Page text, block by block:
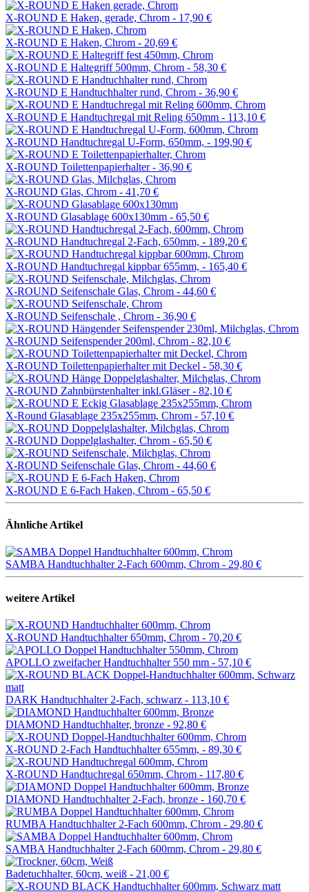
X-ROUND E Haken, gerade, Chrom - 17,90 €
X-ROUND E Haken, Chrom - 20,69 €
X-ROUND E Haltegriff 500mm, Chrom - 58,30 €
X-ROUND E Handtuchhalter rund, Chrom - 36,90 €
X-ROUND E Handtuchregal mit Reling 650mm - 113,10 €
X-ROUND Handtuchregal U-Form, 650mm, - 199,90 €
X-ROUND Toilettenpapierhalter - 36,90 €
X-ROUND Glas, Chrom - 41,70 €
X-ROUND Glasablage 600x130mm - 65,50 €
X-ROUND Handtuchregal 2-Fach, 650mm, - 189,20 €
X-ROUND Handtuchregal kippbar 655mm, - 165,40 €
X-ROUND Seifenschale Glas, Chrom - 44,60 €
X-ROUND Seifenschale , Chrom - 36,90 €
X-ROUND Seifenspender 200ml, Chrom - 82,10 €
X-ROUND Toilettenpapierhalter mit Deckel - 58,30 €
X-ROUND Zahnbürstenhalter inkl.Gläser - 82,10 €
X-Round Glasablage 235x255mm, Chrom - 57,10 €
X-ROUND Doppelglashalter, Chrom - 65,50 €
X-ROUND Seifenschale Glas, Chrom - 44,60 €
X-ROUND E 6-Fach Haken, Chrom - 65,50 €
Ähnliche Artikel
SAMBA Handtuchhalter 2-Fach 600mm, Chrom - 29,80 €
weitere Artikel
X-ROUND Handtuchhalter 650mm, Chrom - 70,20 €
APOLLO zweifacher Handtuchhalter 550 mm - 57,10 €
DARK Handtuchhalter 2-Fach, schwarz - 113,10 €
DIAMOND Handtuchhalter, bronze - 92,80 €
X-ROUND 2-Fach Handtuchhalter 655mm, - 89,30 €
X-ROUND Handtuchregal 650mm, Chrom - 117,80 €
DIAMOND Handtuchhalter 2-Fach, bronze - 160,70 €
RUMBA Handtuchhalter 2-Fach 600mm, Chrom - 29,80 €
SAMBA Handtuchhalter 2-Fach 600mm, Chrom - 29,80 €
Badetuchhalter, 60cm, weiß - 21,00 €